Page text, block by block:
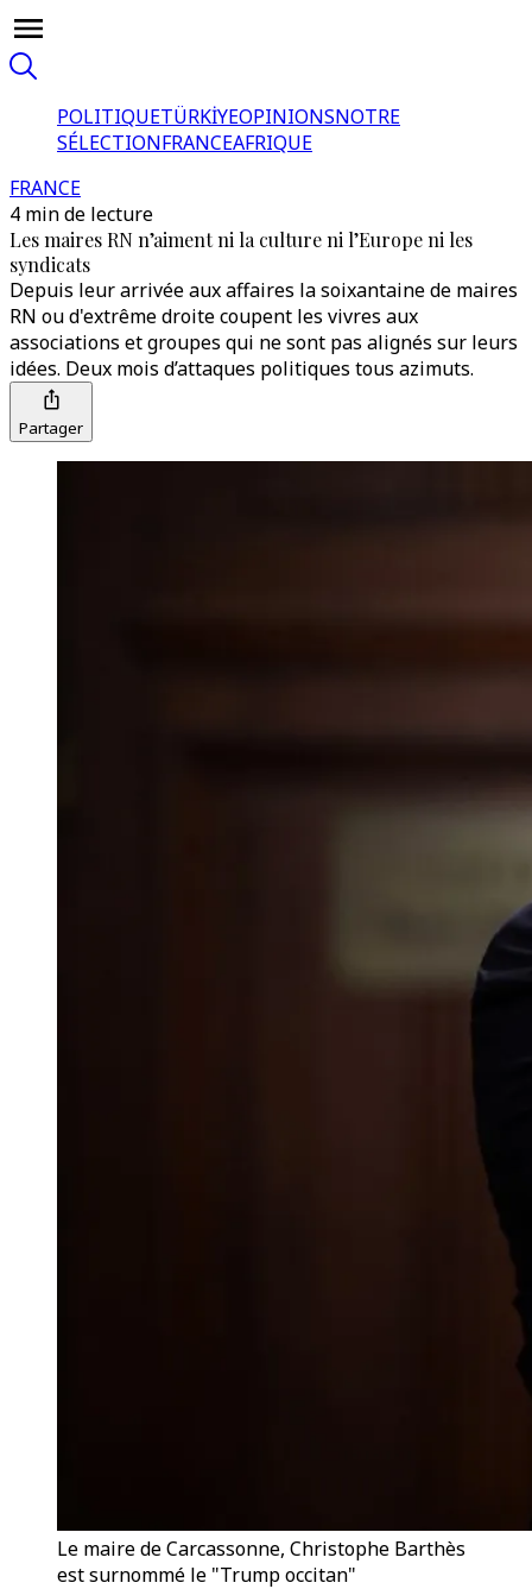
POLITIQUETÜRKİYEOPINIONSNOTRE
SÉLECTIONFRANCEAFRIQUE
FRANCE
4 min de lecture
Les maires RN n’aiment ni la culture ni l’Europe ni les
syndicats
Depuis leur arrivée aux affaires la soixantaine de maires
RN ou d'extrême droite coupent les vivres aux
associations et groupes qui ne sont pas alignés sur leurs
idées. Deux mois d’attaques politiques tous azimuts.
Partager
Le maire de Carcassonne, Christophe Barthès
est surnommé le "Trump occitan"